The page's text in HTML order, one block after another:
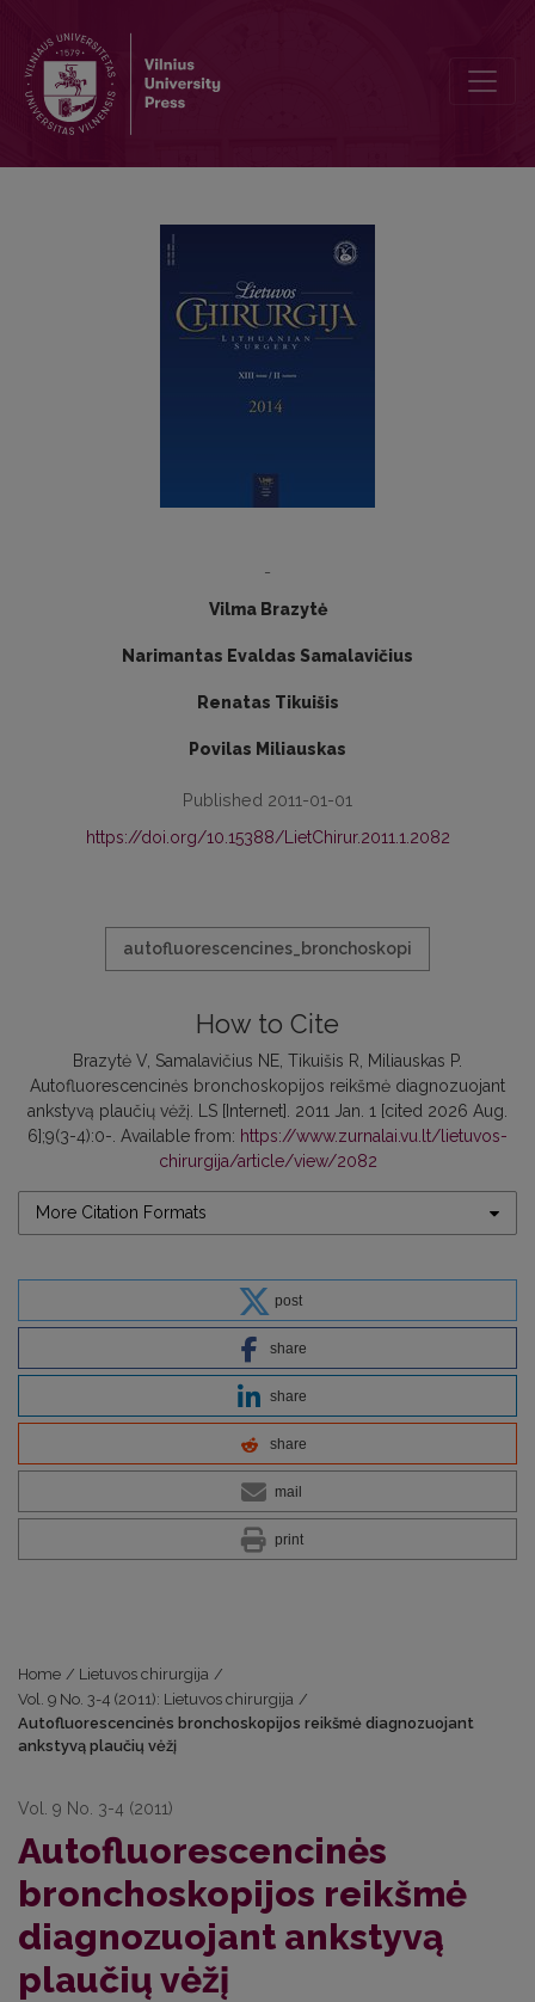
-
Vilma Brazytė
Narimantas Evaldas Samalavičius
Renatas Tikuišis
Povilas Miliauskas
Published 2011-01-01
https://doi.org/10.15388/LietChirur.2011.1.2082
autofluorescencines_bronchoskopi
How to Cite
Brazytė V, Samalavičius NE, Tikuišis R, Miliauskas P.
Autofluorescencinės bronchoskopijos reikšmė diagnozuojant
ankstyvą plaučių vėžį. LS [Internet]. 2011 Jan. 1 [cited 2026 Aug.
6];9(3-4):0-. Available from: https://www.zurnalai.vu.lt/lietuvos-
chirurgija/article/view/2082
More Citation Formats
post
share
share
share
mail
print
Home / Lietuvos chirurgija /
Vol. 9 No. 3-4 (2011): Lietuvos chirurgija /
Autofluorescencinės bronchoskopijos reikšmė diagnozuojant
ankstyvą plaučių vėžį
Vol. 9 No. 3-4 (2011)
Autofluorescencinės
bronchoskopijos reikšmė
diagnozuojant ankstyvą
plaučių vėžį